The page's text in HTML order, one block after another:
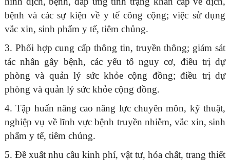
bệnh và các sự kiện về y tế công cộng; việc sử dụng
vắc xin, sinh phẩm y tế, tiêm chủng.
3. Phối hợp cung cấp thông tin, truyền thông; giám sát
tác nhân gây bệnh, các yếu tố nguy cơ, điều trị dự
phòng và quản lý sức khỏe cộng đồng; điều trị dự
phòng và quản lý sức khỏe cộng đồng.
4. Tập huấn nâng cao năng lực chuyên môn, kỹ thuật,
nghiệp vụ về lĩnh vực bệnh truyền nhiễm, vắc xin, sinh
phẩm y tế, tiêm chủng.
5. Đề xuất nhu cầu kinh phí, vật tư, hóa chất, trang thiết